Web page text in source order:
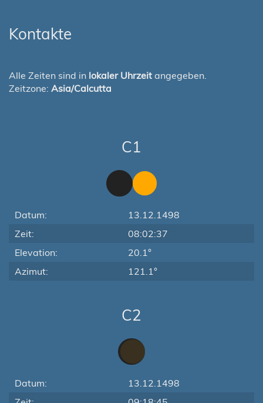
Kontakte
Alle Zeiten sind in lokaler Uhrzeit angegeben.
Zeitzone: Asia/Calcutta
C1
Datum:
13.12.1498
Zeit:
08:02:37
Elevation:
20.1°
Azimut:
121.1°
C2
Datum:
13.12.1498